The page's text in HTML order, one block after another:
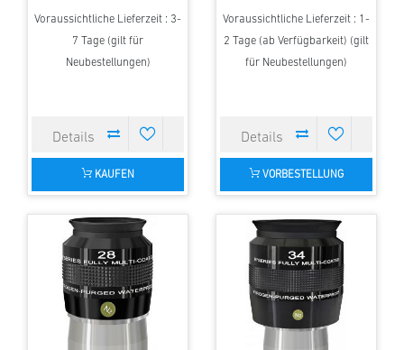
Voraussichtliche Lieferzeit : 3-
7 Tage (gilt für
Neubestellungen)
KAUFEN
Voraussichtliche Lieferzeit : 1-
2 Tage (ab Verfügbarkeit) (gilt
für Neubestellungen)
VORBESTELLUNG